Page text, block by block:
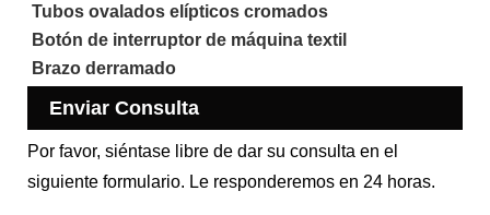
Tubos ovalados elípticos cromados
Botón de interruptor de máquina textil
Brazo derramado
Enviar Consulta
Por favor, siéntase libre de dar su consulta en el
siguiente formulario. Le responderemos en 24 horas.